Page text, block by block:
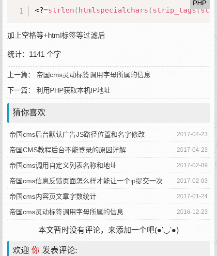
PHP
<?=strlen ( htmlspecialchars ( strip_tags(
加上空格等+html标签等过滤后
统计：1141 个字
上一篇： 帝国cms灵动标签调用字母所属的信息
下一篇： 利用PHP获取本机IP地址
猜你喜欢
2017-04-23
帝国cms后台默认广告JS路径位置和名字修改
2017-04-23
帝国CMS教程后台不能登录的原因详解
2017-02-09
帝国cms调用自定义列表名称和地址
2017-02-03
帝国cms信息反馈页面怎么样才能让一个ip提交一次
2017-01-24
帝国cms内容页文章字数统计
2016-12-23
帝国cms灵动标签调用字母所属的信息
本文暂时没有评论，来添加一个吧(●'◡'●)
欢迎 你 发表评论: